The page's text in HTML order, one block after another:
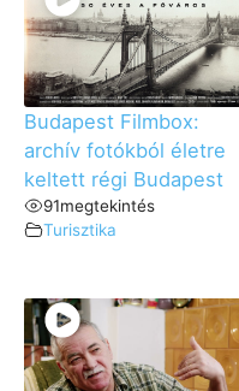
Budapest Filmbox:
archív fotókból életre
keltett régi Budapest
91megtekintés
Turisztika